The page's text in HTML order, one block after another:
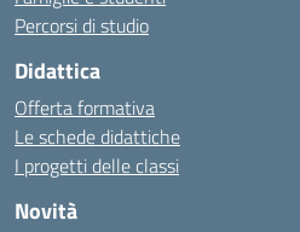
Percorsi di studio
Didattica
Offerta formativa
Le schede didattiche
I progetti delle classi
Novità